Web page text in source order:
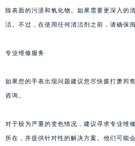
除表面的污渍和氧化物。如果需要更深入的
洁。不过，在使用任何清洁剂之前，请确保
专业维修服务
如果您的手表出现问题建议您尽快拨打萧邦
咨询。
对于较为严重的变色情况，建议寻求专业维
所在，并提供针对性的解决方案。他们可能